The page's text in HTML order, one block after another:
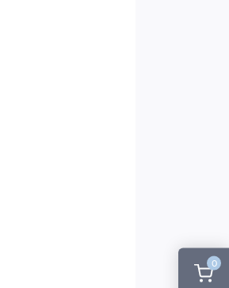
0